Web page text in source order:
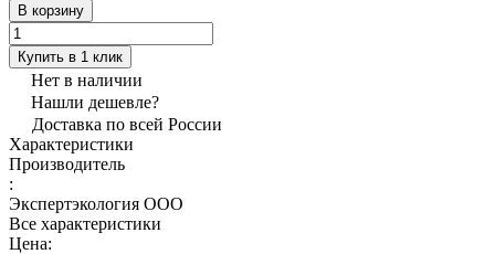
В корзину
Купить в 1 клик
Нет в наличии
Нашли дешевле?
Доставка по всей России
Характеристики
Производитель
:
Экспертэкология ООО
Все характеристики
Цена: